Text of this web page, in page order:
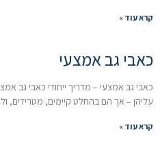
קרא עוד »
כאבי גב אמצעי
כאבי גב אמצעי – מדריך ייחודי כאבי גב
עליהן – אך הם בהחלט קיימים, מטרידים,
קרא עוד »